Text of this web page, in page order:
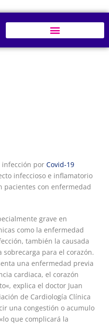
infección por Covid-19
infeccioso e inflamatorio
pacientes con enfermedad
grave en
como la enfermedad
también la causada
sobrecarga para el corazón.
una enfermedad previa
cardiaca, el corazón
explica el doctor Juan
de Cardiología Clínica
una congestión o acumulo
que complicará la